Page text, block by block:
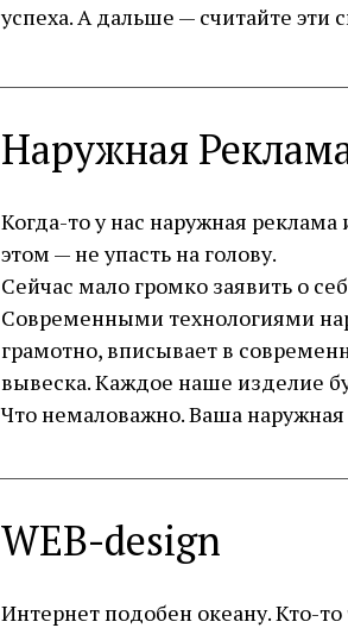
успеха. А дальше — считайте
Наружная
Когда-то у нас наружная
этом — не упасть на голову.
Сейчас мало громко заявить о
Современными технологиями
грамотно, вписывает в
вывеска. Каждое наше изделие
Что немаловажно. Ваша наружная
WEB-design
Интернет подобен океану. Кто-